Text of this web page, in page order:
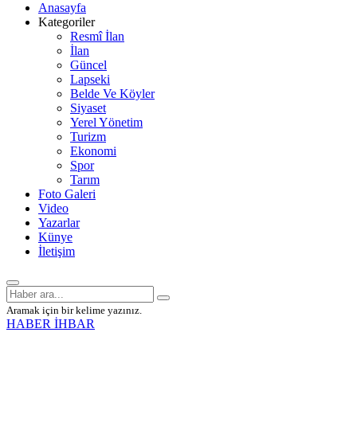
Anasayfa
Kategoriler
Resmî İlan
İlan
Güncel
Lapseki
Belde Ve Köyler
Siyaset
Yerel Yönetim
Turizm
Ekonomi
Spor
Tarım
Foto Galeri
Video
Yazarlar
Künye
İletişim
Aramak için bir kelime yazınız.
HABER İHBAR